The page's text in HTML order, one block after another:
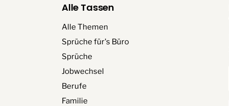
Alle Tassen
Alle Themen
Sprüche für's Büro
Sprüche
Jobwechsel
Berufe
Familie